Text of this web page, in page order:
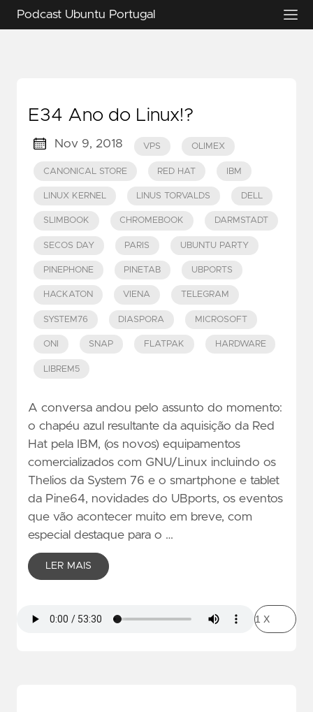
Podcast Ubuntu Portugal
E34 Ano do Linux!?
Nov 9, 2018 VPS OLIMEX
CANONICAL STORE RED HAT IBM
LINUX KERNEL LINUS TORVALDS DELL
SLIMBOOK CHROMEBOOK DARMSTADT
SECOS DAY PARIS UBUNTU PARTY
PINEPHONE PINETAB UBPORTS
HACKATON VIENA TELEGRAM
SYSTEM76 DIASPORA MICROSOFT
ONI SNAP FLATPAK HARDWARE
LIBREM5
A conversa andou pelo assunto do momento:
o chapéu azul resultante da aquisição da Red
Hat pela IBM, (os novos) equipamentos
comercializados com GNU/Linux incluindo os
Thelios da System 76 e o smartphone e tablet
da Pine64, novidades do UBports, os eventos
que vão acontecer muito em breve, com
especial destaque para o …
LER MAIS